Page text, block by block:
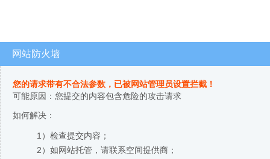
网站防火墙
您的请求带有不合法参数，已被网站管理员设置拦截！
可能原因：您提交的内容包含危险的攻击请求
如何解决：
1）检查提交内容；
2）如网站托管，请联系空间提供商；